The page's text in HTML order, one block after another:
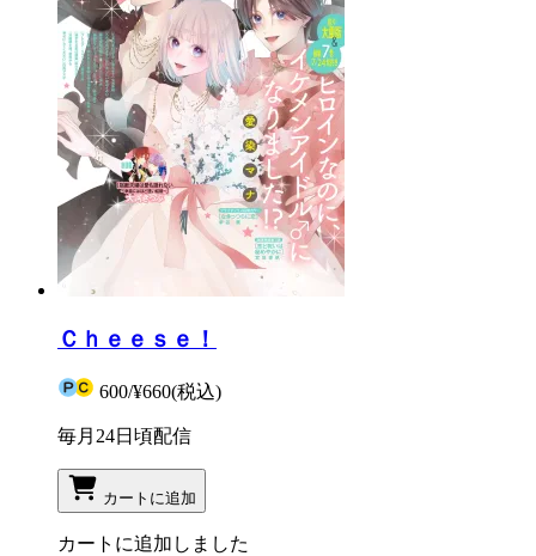
Ｃｈｅｅｓｅ！
600/¥660(税込)
毎月24日頃配信
カートに追加
カートに追加しました